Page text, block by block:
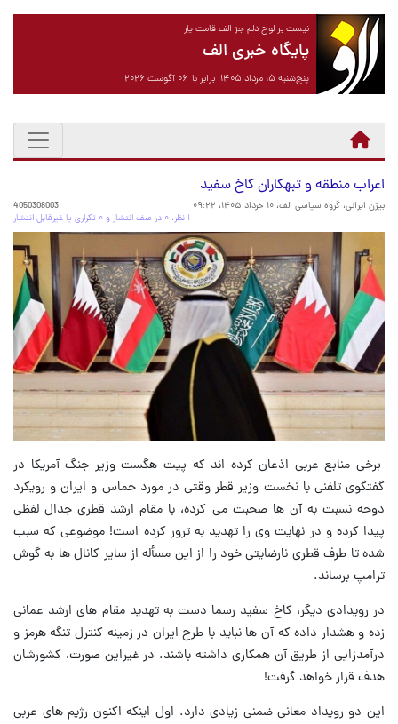
نیست بر لوح دلم جز الف قامت یار
پایگاه خبری الف
پنج‌شنبه ۱۵ مرداد ۱۴۰۵ برابر با ۰۶ آگوست ۲۰۲۶
اعراب منطقه و تبهکاران کاخ سفید
بیژن ایرانی، گروه سیاسی الف، ۱۰ خرداد ۱۴۰۵، ۰۹:۲۲
4050308003
۱ نظر، ۰ در صف انتشار و ۰ تکراری یا غیرقابل انتشار
برخی منابع عربی اذعان کرده اند که پیت هگست وزیر جنگ آمریکا در
گفتگوی تلفنی با نخست وزیر قطر وقتی در مورد حماس و ایران و رویکرد
دوحه نسبت به آن ها صحبت می کرده، با مقام ارشد قطری جدال لفظی
پیدا کرده و در نهایت وی را تهدید به ترور کرده است! موضوعی که سبب
شده تا طرف قطری نارضایتی خود را از این مسأله از سایر کانال ها به گوش
ترامپ برساند.
در رویدادی دیگر، کاخ سفید رسما دست به تهدید مقام های ارشد عمانی
زده و هشدار داده که آن ها نباید با طرح ایران در زمینه کنترل تنگه هرمز و
درآمدزایی از طریق آن همکاری داشته باشند. در غیراین صورت، کشورشان
هدف قرار خواهد گرفت!
این دو رویداد معانی ضمنی زیادی دارد. اول اینکه اکنون رژیم های عربی